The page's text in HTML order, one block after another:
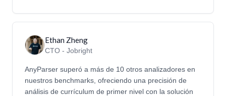
Ethan Zheng
CTO - Jobright
AnyParser superó a más de 10 otros analizadores en
nuestros benchmarks, ofreciendo una precisión de
análisis de currículum de primer nivel con la solución